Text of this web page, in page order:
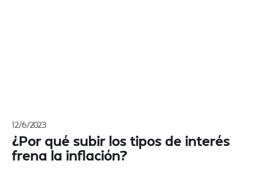
12/6/2023
¿Por qué subir los tipos de interés
frena la inflación?